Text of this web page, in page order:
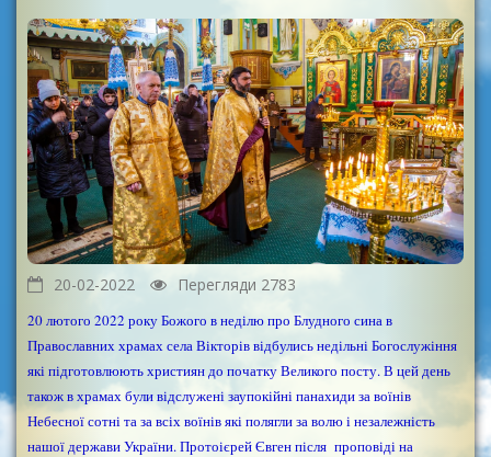
20-02-2022 Перегляди 2783
20 лютого 2022 року Божого в неділю про Блудного сина в
Православних храмах села Вікторів відбулись недільні Богослужіння
які підготовлюють християн до початку Великого посту. В цей день
також в храмах були відслужені заупокійні панахиди за воїнів
Небесної сотні та за всіх воїнів які полягли за волю і незалежність
нашої держави України. Протоієрей Євген після проповіді на